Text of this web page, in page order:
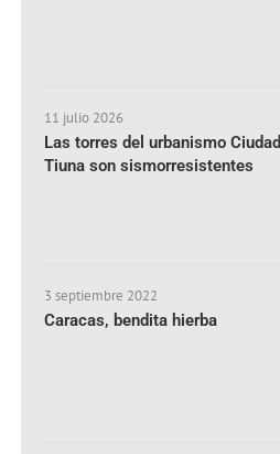
11 julio 2026
Las torres del urbanismo Ciudad
Tiuna son sismorresistentes
3 septiembre 2022
Caracas, bendita hierba